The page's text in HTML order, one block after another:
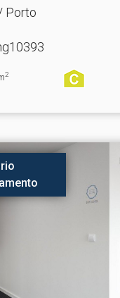
Porto
2